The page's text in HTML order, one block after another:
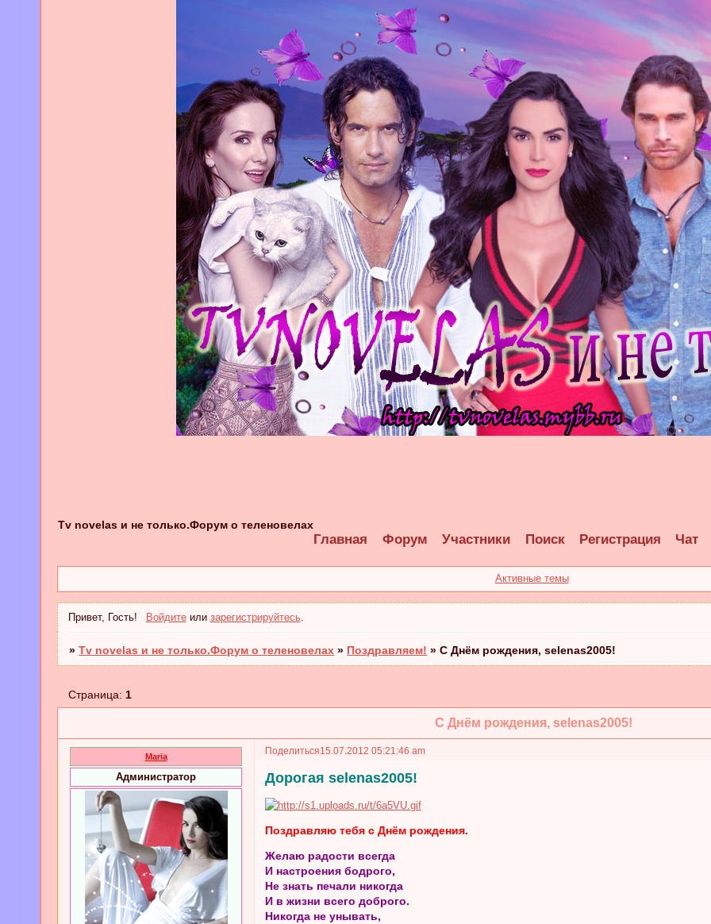
Tv novelas и не только.Форум о теленовелах
Главная Форум Участники Поиск Регистрация Чат
Активные темы
Привет, Гость! Войдитеили зарегистрируйтесь.
»Tv novelas и не только.Форум о теленовелах » Поздравляем! »С Днём рождения, selenas2005!
С Днём рождения, selenas2005!
Страница:1
Поделиться15.07.2012 05:21:46 am
Maria
Администратор Дорогая selenas2005!
Поздравляю тебя с Днём рождения.
Желаю радости всегда
И настроения бодрого,
Не знать печали никогда
И в жизни всего доброго.
Никогда не унывать,